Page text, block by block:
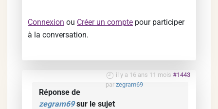
Connexion ou Créer un compte pour participer
à la conversation.
il y a 16 ans 11 mois #1443
par zegram69
Réponse de
zegram69sur le sujet